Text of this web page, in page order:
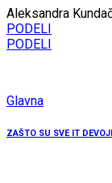
Aleksandra
PODELI
PODELI
Glavna
ZAŠTO SU SVE IT